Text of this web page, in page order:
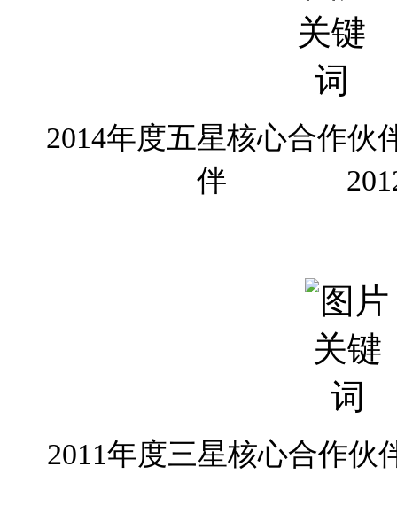
2014年度五星核心
伴
2011年度三星核